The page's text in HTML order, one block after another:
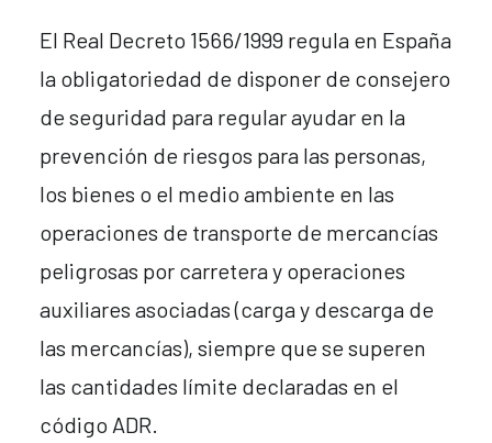
El Real Decreto 1566/1999 regula en España
la obligatoriedad de disponer de consejero
de seguridad para regular ayudar en la
prevención de riesgos para las personas,
los bienes o el medio ambiente en las
operaciones de transporte de mercancías
peligrosas por carretera y operaciones
auxiliares asociadas (carga y descarga de
las mercancías), siempre que se superen
las cantidades límite declaradas en el
código ADR.